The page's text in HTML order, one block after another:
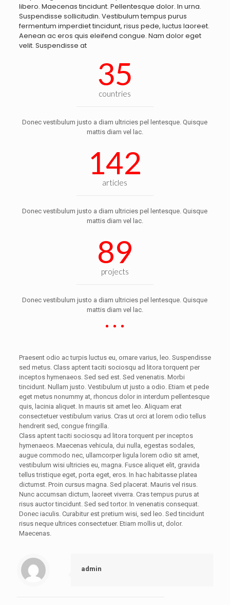
libero. Maecenas tincidunt. Pellentesque dolor. In urna.
Suspendisse sollicitudin. Vestibulum tempus purus
fermentum imperdiet tincidunt, risus pede, luctus laoreet.
Aenean ac eros quis eleifend congue. Nam dolor eget
velit. Suspendisse at
35
countries
Donec vestibulum justo a diam ultricies pel lentesque. Quisque
mattis diam vel lac.
142
articles
Donec vestibulum justo a diam ultricies pel lentesque. Quisque
mattis diam vel lac.
89
projects
Donec vestibulum justo a diam ultricies pel lentesque. Quisque
mattis diam vel lac.
Praesent odio ac turpis luctus eu, ornare varius, leo. Suspendisse
sed metus. Class aptent taciti sociosqu ad litora torquent per
inceptos hymenaeos. Sed sed est. Sed venenatis. Morbi
tincidunt. Nullam justo. Vestibulum ut justo a odio. Etiam et pede
eget metus nonummy at, rhoncus dolor in interdum pellentesque
quis, lacinia aliquet. In mauris sit amet leo. Aliquam erat
consectetuer vestibulum varius. Cras ut orci at lorem odio tellus
hendrerit sed, congue fringilla.
Class aptent taciti sociosqu ad litora torquent per inceptos
hymenaeos. Maecenas vehicula, dui nulla, egestas sodales,
augue commodo nec, ullamcorper ligula lorem odio sit amet,
vestibulum wisi ultricies eu, magna. Fusce aliquet elit, gravida
tellus tristique eget, porta eget, eros. In hac habitasse platea
dictumst. Proin cursus magna. Sed placerat. Mauris vel risus.
Nunc accumsan dictum, laoreet viverra. Cras tempus purus at
risus auctor tincidunt. Sed sed tortor. In venenatis consequat.
Donec iaculis. Curabitur est pretium wisi, sed leo. Sed tincidunt
risus neque ultrices consectetuer. Etiam mollis ut, dolor.
Maecenas.
admin